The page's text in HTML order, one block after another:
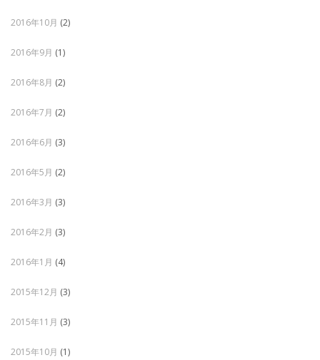
2016年10月 (2)
2016年9月 (1)
2016年8月 (2)
2016年7月 (2)
2016年6月 (3)
2016年5月 (2)
2016年3月 (3)
2016年2月 (3)
2016年1月 (4)
2015年12月 (3)
2015年11月 (3)
2015年10月 (1)